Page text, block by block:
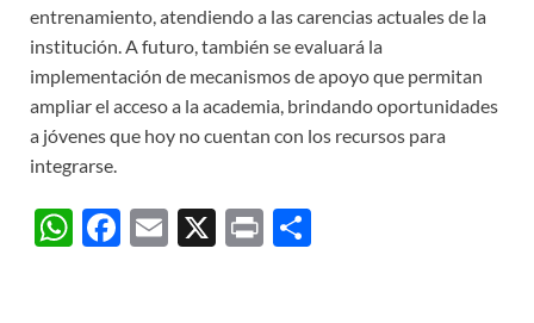
entrenamiento, atendiendo a las carencias actuales de la
institución. A futuro, también se evaluará la
implementación de mecanismos de apoyo que permitan
ampliar el acceso a la academia, brindando oportunidades
a jóvenes que hoy no cuentan con los recursos para
integrarse.
W F
E
X
P